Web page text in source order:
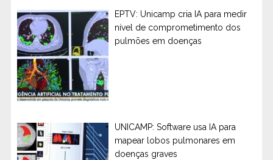
EPTV: Unicamp cria IA para medir
nível de comprometimento dos
pulmões em doenças
UNICAMP: Software usa IA para
mapear lobos pulmonares em
doenças graves